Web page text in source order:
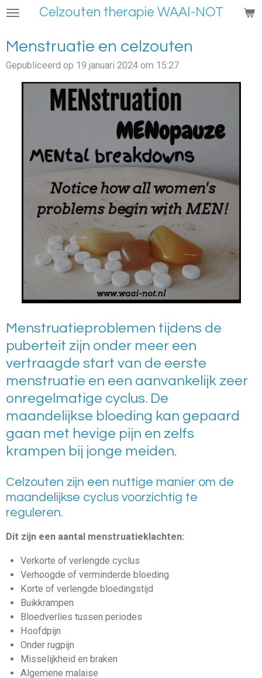
Ga
naar
de
hoofdinhoud
Celzouten therapie WAAI-NOT
Menstruatie en celzouten
Gepubliceerd op 19 januari 2024 om 15:27
Menstruatieproblemen tijdens de
puberteit zijn onder meer een
vertraagde start van de eerste
menstruatie en een aanvankelijk zeer
onregelmatige cyclus. De
maandelijkse bloeding kan gepaard
gaan met hevige pijn en zelfs
krampen bij jonge meiden.
Celzouten zijn een nuttige manier om de
maandelijkse cyclus voorzichtig te
reguleren.
Dit zijn een aantal menstruatieklachten:
Verkorte of verlengde cyclus
Verhoogde of verminderde bloeding
Korte of verlengde bloedingstijd
Buikkrampen
Bloedverlies tussen periodes
Hoofdpijn
Onder rugpijn
Misselijkheid en braken
Algemene malaise